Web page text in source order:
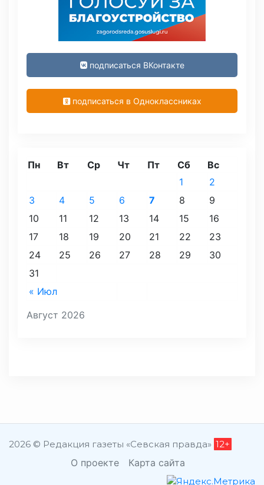
подписаться ВКонтакте
подписаться в Одноклассниках
Август 2026
Пн Вт Ср Чт Пт Сб Вс
« Июл
1
2
3
4 5 6 7 8
9
10
11 12 13 14 15
16
17
18 19 20 21 22
23
24
25 26 27 28 29
30
31
2026 © Редакция газеты «Севская правда» 12+
О проекте Карта сайта